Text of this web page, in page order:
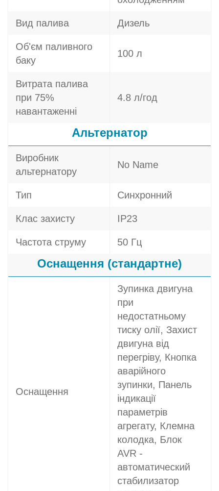
Вид палива Дизель
Об'єм паливного
баку
100 л
Витрата палива
при 75%
навантаженні
4.8 л/год
Альтернатор
Виробник
альтернатору
No Name
Тип Синхронний
Клас захисту IP23
Частота струму 50 Гц
Оснащення (стандартне)
Оснащення
Зупинка двигуна
при
недостатньому
тиску олії, Захист
двигуна від
перегріву, Кнопка
аварійного
зупинки, Панель
індикації
параметрів
агрегату, Клемна
колодка, Блок
AVR -
автоматический
стабилизатор